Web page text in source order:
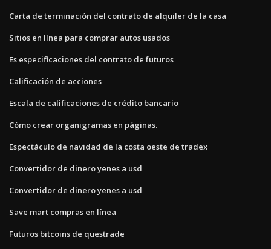
Carta de terminación del contrato de alquiler de la casa
Sitios en línea para comprar autos usados
Es especificaciones del contrato de futuros
Calificación de acciones
Escala de calificaciones de crédito bancario
Cómo crear organigramas en páginas.
Espectáculo de navidad de la costa oeste de tradex
Convertidor de dinero yenes a usd
Convertidor de dinero yenes a usd
Save mart compras en línea
Futuros bitcoins de questrade